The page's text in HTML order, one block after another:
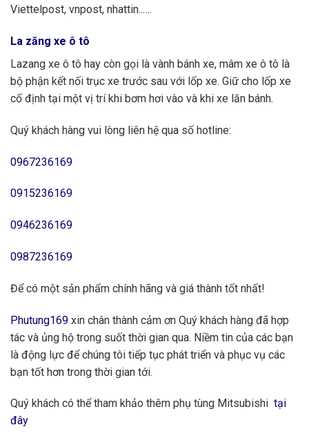
Viettelpost, vnpost, nhattin..….
La zăng xe ô tô
Lazang xe ô tô hay còn gọi là vành bánh xe, mâm xe ô tô là
bộ phận kết nối trục xe trước sau với lốp xe. Giữ cho lốp xe
cố định tại một vị trí khi bơm hơi vào và khi xe lăn bánh.
Quý khách hàng vui lòng liên hệ qua số hotline:
0967236169
0915236169
0946236169
0987236169
Để có một sản phẩm chính hãng và giá thành tốt nhất!
Phutung169 xin chân thành cảm ơn Quý khách hàng đã hợp
tác và ủng hộ trong suốt thời gian qua. Niềm tin của các bạn
là động lực để chúng tôi tiếp tục phát triển và phục vụ các
bạn tốt hơn trong thời gian tới.
Quý khách có thể tham khảo thêm phụ tùng Mitsubishi tại
đây